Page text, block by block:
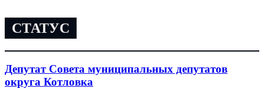
СТАТУС
Депутат Совета муниципальных депутатов
округа Котловка